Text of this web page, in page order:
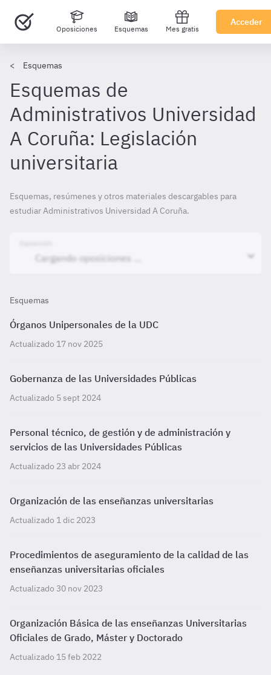
Oposiciones Esquemas Mes gratis
Acceder
Esquemas
Esquemas de
Administrativos Universidad
A Coruña: Legislación
universitaria
Esquemas, resúmenes y otros materiales descargables para
estudiar Administrativos Universidad A Coruña.
Esquemas
Órganos Unipersonales de la UDC
Actualizado 17 nov 2025
Gobernanza de las Universidades Públicas
Actualizado 5 sept 2024
Personal técnico, de gestión y de administración y
servicios de las Universidades Públicas
Actualizado 23 abr 2024
Organización de las enseñanzas universitarias
Actualizado 1 dic 2023
Procedimientos de aseguramiento de la calidad de las
enseñanzas universitarias oficiales
Actualizado 30 nov 2023
Organización Básica de las enseñanzas Universitarias
Oficiales de Grado, Máster y Doctorado
Actualizado 15 feb 2022